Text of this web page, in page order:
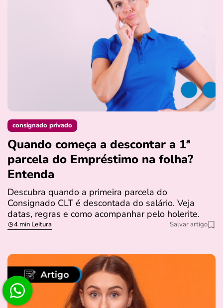
consignado privado
Quando começa a descontar a 1ª
parcela do Empréstimo na folha?
Entenda
Descubra quando a primeira parcela do
Consignado CLT é descontada do salário. Veja
datas, regras e como acompanhar pelo holerite.
4 min Leitura Salvar artigo